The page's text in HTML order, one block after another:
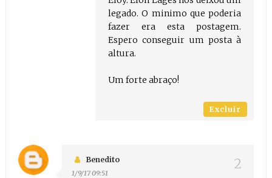
legado. O minimo que poderia
fazer era esta postagem.
Espero conseguir um posta à
altura.
Um forte abraço!
Excluir
Benedito
1/9/17 09:51